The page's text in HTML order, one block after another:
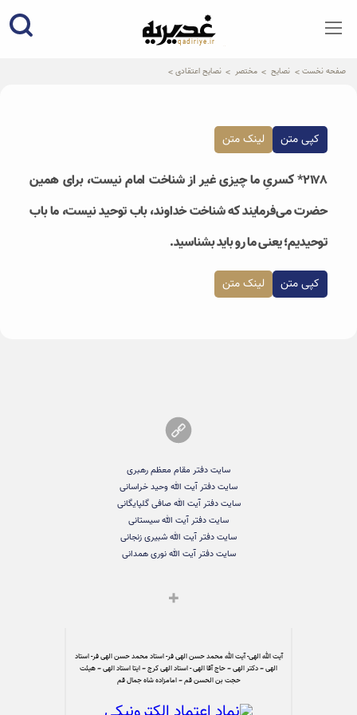
qadiriye.ir
نشریه ی غدیریه-بیانات استاد
صفحه نخست نصایح مختصر نصایح اعتقادی
کپی متن لینک متن
۲۱۷۸* کسریِ ما چیزی غیر از شناخت امام نیست، برای همین
حضرت می‌فرمایند که شناخت خداوند، باب توحید نیست، ما باب
توحیدیم؛ یعنی ما رو باید بشناسید.
کپی متن لینک متن
سایت دفتر مقام معظم رهبری
سایت دفتر آیت الله وحید خراسانی
سایت دفتر آیت الله صافی گلپایگانی
سایت دفتر آیت الله سیستانی
سایت دفتر آیت الله شبیری زنجانی
سایت دفتر آیت الله نوری همدانی
آیت الله الهی- آیت الله محمد حسن الهی فر- استاد محمد حسن الهی فر- استاد
الهی – دکتر الهی – حاج آقا الهی - استاد الهی کرج – ایتا استاد الهی – هیئت
حجت بن الحسن قم – امامزاده شاه جمال قم